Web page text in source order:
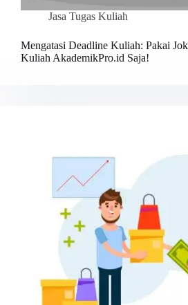
Jasa Tugas Kuliah
Mengatasi Deadline Kuliah: Pakai
Kuliah AkademikPro.id Saja!